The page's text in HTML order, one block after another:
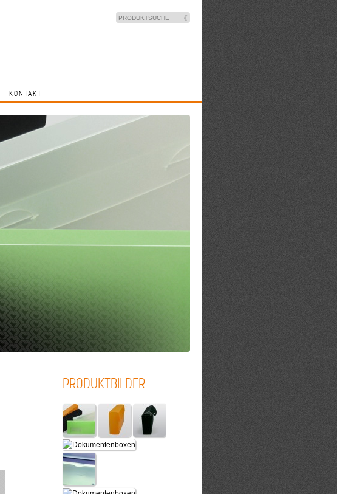
KONTAKT
PRODUKTBILDER